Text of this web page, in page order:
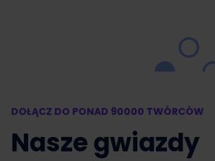
DOŁĄCZ DO PONAD 90000 TWÓRCÓW
Nasze gwiazdy